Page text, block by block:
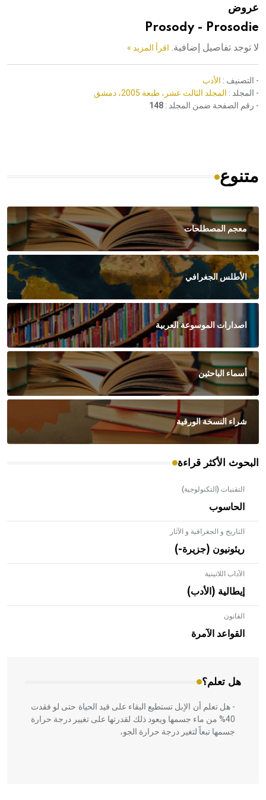
عروض
Prosody - Prosodie
لا توجد تفاصيل إضافية. اقرأ المزيد »
- التصنيف : الأدب
- المجلد : المجلد الثالث عشر، طبعة 2005، دمشق
- رقم الصفحة ضمن المجلد : 148
متنوع
معجم المصطلحات
الأطلس الجغرافي
اصدارات الموسوعة العربية
أسماء الباحثين
شراء النسخة الورقية
البحوث الأكثر قراءة
التقنيات (التكنولوجية)
الحاسوب
التاريخ و الجغرافية و الآثار
ريئونيون (جزيرة-)
الآداب اللاتينية
إيطالية (الأدب)
القانون
القواعد الآمرة
هل تعلم؟
- هل تعلم أن الأبلق نوع من الفنون الهندسية التي ارتبطت
بالعمارة الإسلامية في بلاد الشام ومصر خاصة، حيث يحرص
المعمار على بناء مداميكه وخاصة في الواجهات
- هل تعلم أن الإبل تستطيع البقاء على قيد الحياة حتى لو فقدت
40% من ماء جسمها ويعود ذلك لقدرتها على تغيير درجة حرارة
جسمها تبعاً لتغير درجة حرارة الجو،